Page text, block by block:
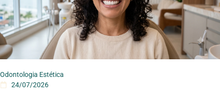
Odontologia Estética
24/07/2026